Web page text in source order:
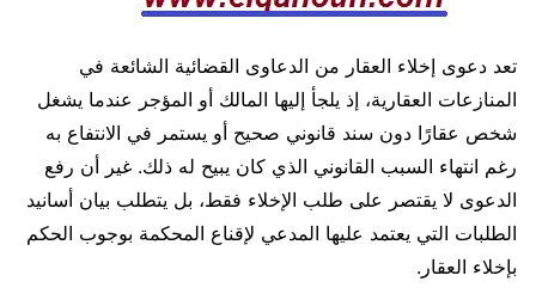
تعد دعوى إخلاء العقار من الدعاوى القضائية الشائعة في
المنازعات العقارية، إذ يلجأ إليها المالك أو المؤجر عندما يشغل
شخص عقارًا دون سند قانوني صحيح أو يستمر في الانتفاع به
رغم انتهاء السبب القانوني الذي كان يبيح له ذلك. غير أن رفع
الدعوى لا يقتصر على طلب الإخلاء فقط، بل يتطلب بيان أسانيد
الطلبات التي يعتمد عليها المدعي لإقناع المحكمة بوجوب الحكم
بإخلاء العقار.